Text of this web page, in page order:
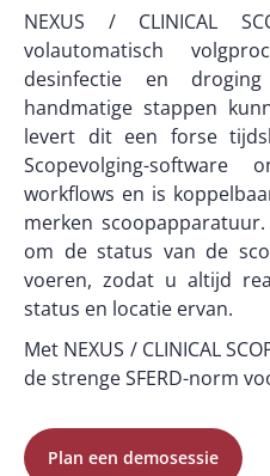
NEXUS / CLINICAL
volautomatisch
desinfectie en
handmatige stappen
levert dit een forse
Scopevolging-software
workflows en is
merken
om de status van de
voeren, zodat u altijd
status en locatie ervan.
Met NEXUS / CLINICAL
de strenge SFERD-norm
Plan een demosessie